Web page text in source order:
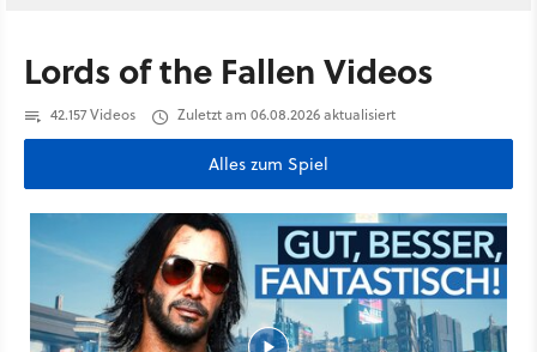
Lords of the Fallen Videos
42.157 Videos Zuletzt am 06.08.2026 aktualisiert
Alles zum Spiel